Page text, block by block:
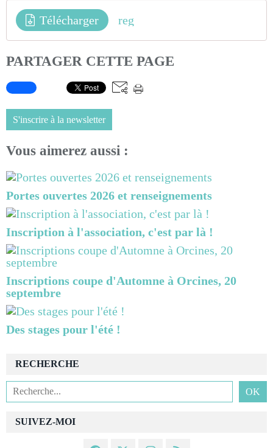
Télécharger reg
PARTAGER CETTE PAGE
S'inscrire à la newsletter
Vous aimerez aussi :
Portes ouvertes 2026 et renseignements
Inscription à l'association, c'est par là !
Inscriptions coupe d'Automne à Orcines, 20
septembre
Des stages pour l'été !
SUIVEZ-MOI
RECHERCHE